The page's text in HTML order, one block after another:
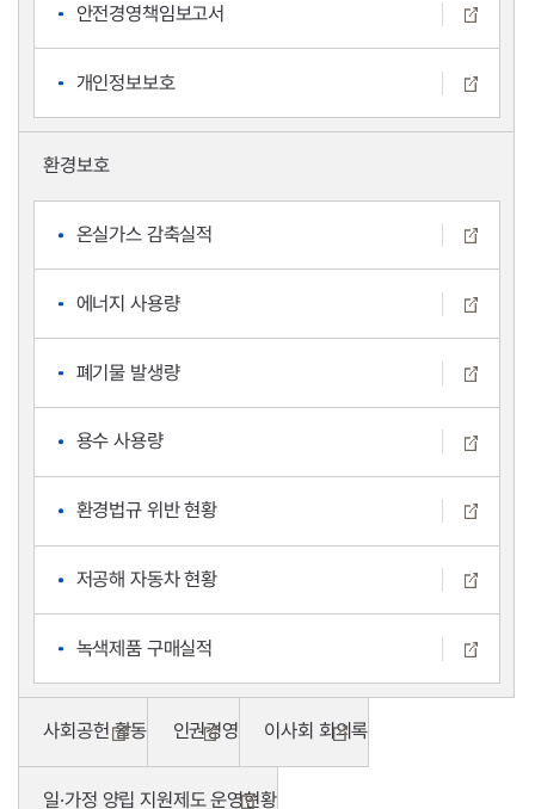
안전경영책임보고서
개인정보보호
환경보호
온실가스 감축실적
에너지 사용량
폐기물 발생량
용수 사용량
환경법규 위반 현황
저공해 자동차 현황
녹색제품 구매실적
사회공헌 활동 인권경영 이사회 회의록
일·가정 양립 지원제도 운영현황